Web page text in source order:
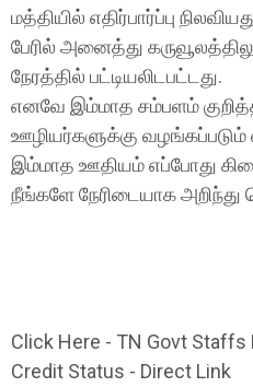
மத்தியில் எதிர்பார்ப்பு
பேரில் அனைத்து
நேரத்தில் பட்டியலிடபட்டது.
எனவே இம்மாத சம்பளம்
ஊழியர்களுக்கு வழங்கப்படும்
இம்மாத ஊதியம் எப்போது
நீங்களே நேரிடையாக
Click Here - TN Govt Staffs
Credit Status - Direct Link